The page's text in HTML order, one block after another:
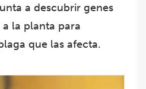
a descubrir genes
la planta para
que las afecta.